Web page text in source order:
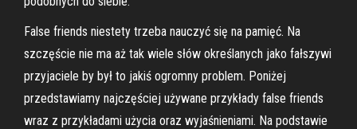
False friends niestety trzeba nauczyć się na pamięć. Na
szczęście nie ma aż tak wiele słów określanych jako fałszywi
przyjaciele by był to jakiś ogromny problem. Poniżej
przedstawiamy najczęściej używane przykłady false friends
wraz z przykładami użycia oraz wyjaśnieniami. Na podstawie